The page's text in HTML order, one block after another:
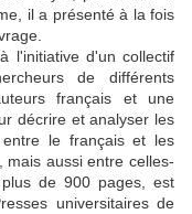
il a présenté à la fois
l'initiative d'un collectif
de différents
français et une
décrire et analyser les
le français et les
aussi entre celles-
de 900 pages, est
universitaires de